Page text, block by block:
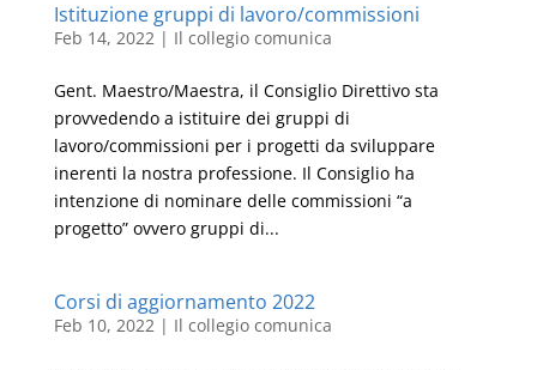
Istituzione gruppi di lavoro/commissioni
Feb 14, 2022| Il collegio comunica
Gent. Maestro/Maestra, il Consiglio Direttivo sta
provvedendo a istituire dei gruppi di
lavoro/commissioni per i progetti da sviluppare
inerenti la nostra professione. Il Consiglio ha
intenzione di nominare delle commissioni “a
progetto” ovvero gruppi di...
Corsi di aggiornamento 2022
Feb 10, 2022| Il collegio comunica